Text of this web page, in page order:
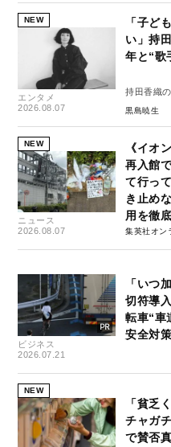
NEW
エンタメ
2026.08.07
「子ど
い」持
年と“歌
持田香織
黒島暁生
NEW
ニュース
2026.08.07
《イオ
再入館
て行っ
き止め
用を徹
集英社オン
ビジネス
2026.07.21
「いつ
切符導
転車“車
安全対策
NEW
「貧乏
チャガ
で賛否